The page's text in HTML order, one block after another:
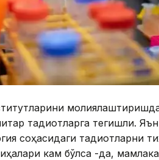
тадқиқотларга тегишли.
соҳасидаги
кам бўлса -да,